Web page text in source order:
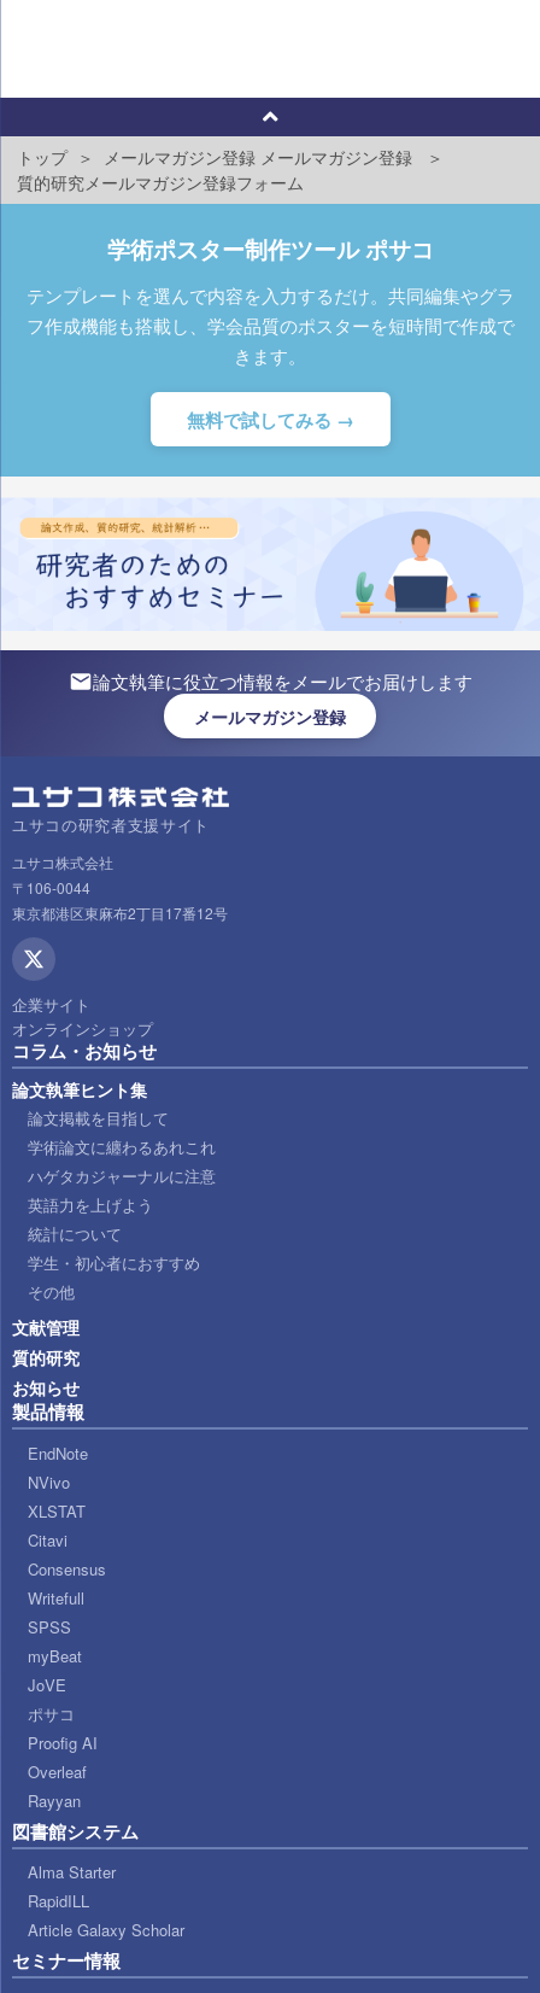
トップ メールマガジン登録 メールマガジン登録
質的研究メールマガジン登録フォーム
学術ポスター制作ツール ポサコ
テンプレートを選んで内容を入力するだけ。共同編集やグラ
フ作成機能も搭載し、学会品質のポスターを短時間で作成で
きます。
無料で試してみる →
論文執筆に役立つ情報をメールでお届けします
メールマガジン登録
ユサコの研究者支援サイト
ユサコ株式会社
〒106-0044
東京都港区東麻布2丁目17番12号
企業サイト
オンラインショップ
コラム・お知らせ
論文執筆ヒント集
論文掲載を目指して
学術論文に纏わるあれこれ
ハゲタカジャーナルに注意
英語力を上げよう
統計について
学生・初心者におすすめ
その他
文献管理
質的研究
お知らせ
製品情報
EndNote
NVivo
XLSTAT
Citavi
Consensus
Writefull
SPSS
myBeat
JoVE
ポサコ
Proofig AI
Overleaf
Rayyan
図書館システム
Alma Starter
RapidILL
Article Galaxy Scholar
セミナー情報